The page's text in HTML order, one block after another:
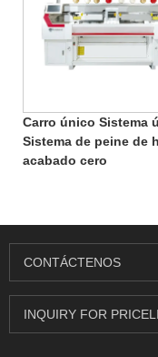
Carro único Sistema
Sistema de peine de
acabado cero
CONTÁCTENOS
INQUIRY FOR